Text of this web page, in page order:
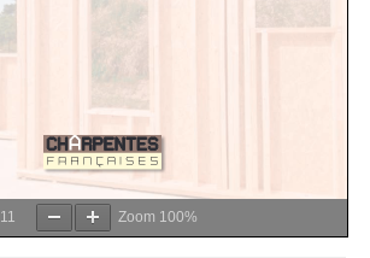
11 Zoom 100%